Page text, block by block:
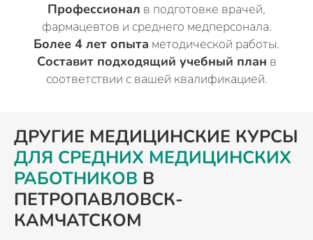
Профессионал в подготовке врачей,
фармацевтов и среднего медперсонала.
Более 4 лет опыта методической работы.
Составит подходящий учебный план в
соответствии с вашей квалификацией.
ДРУГИЕ МЕДИЦИНСКИЕ КУРСЫ
ДЛЯ СРЕДНИХ МЕДИЦИНСКИХ
РАБОТНИКОВ В
ПЕТРОПАВЛОВСК-
КАМЧАТСКОМ